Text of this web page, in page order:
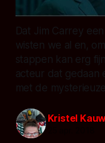
Dat Jim Carrey
wisten we al en,
stappen kan erg
acteur dat gedaan
met de
Kristel